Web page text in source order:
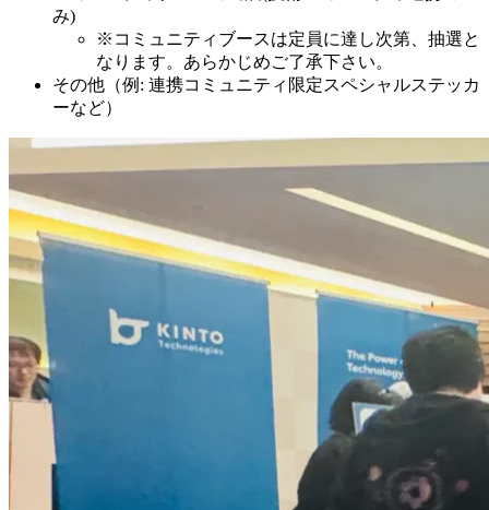
み)
※コミュニティブースは定員に達し次第、抽選と
なります。あらかじめご了承下さい。
その他（例: 連携コミュニティ限定スペシャルステッカ
ーなど）